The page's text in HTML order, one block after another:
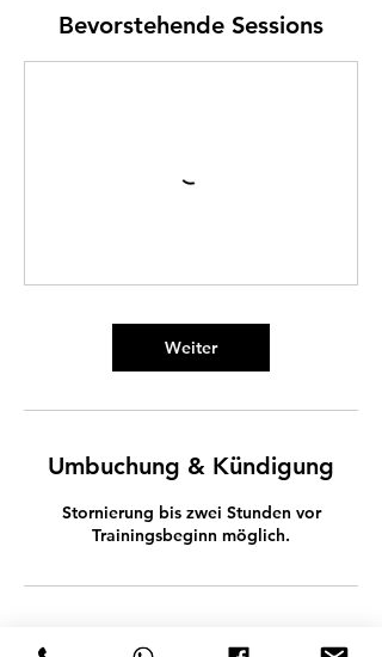
Bevorstehende Sessions
Weiter
Umbuchung & Kündigung
Stornierung bis zwei Stunden vor
Trainingsbeginn möglich.
Kontaktangaben